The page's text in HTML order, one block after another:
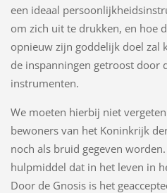
een ideaal
om zich uit te drukken, en hoe
opnieuw zijn goddelijk doel zal
de inspanningen getroost door
instrumenten.
We moeten hierbij niet
bewoners van het Koninkrijk
noch als bruid gegeven
hulpmiddel dat in het leven in
Door de Gnosis is het